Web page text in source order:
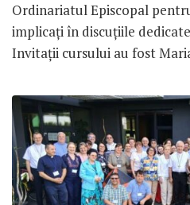
Ordinariatul Episcopal
implicați în discuțiile
Invitații cursului au fost